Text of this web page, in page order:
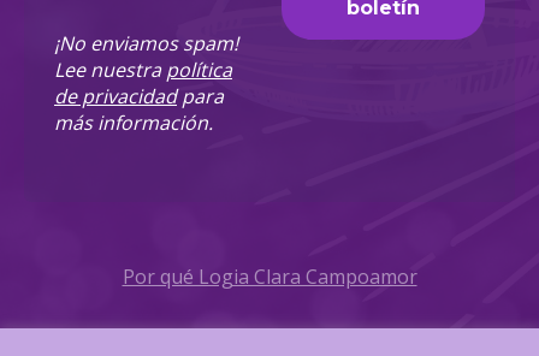
¡No enviamos spam!
Lee nuestrapolítica
de privacidadpara
más información.
Por qué Logia Clara Campoamor
Política de Privacidad